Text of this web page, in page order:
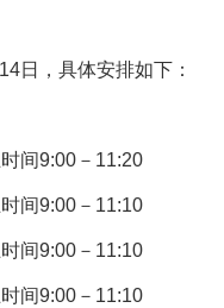
日，具体安排如下：
间9:00－11:20
间9:00－11:10
间9:00－11:10
间9:00－11:10